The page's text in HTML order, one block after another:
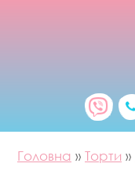
Головна » Торти »